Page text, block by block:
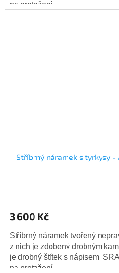
na protažení...
Stříbrný náramek s tyrkysy
3 600 Kč
Stříbrný náramek tvořený
z nich je zdobený drobným
je drobný štítek s nápisem
na protažení...